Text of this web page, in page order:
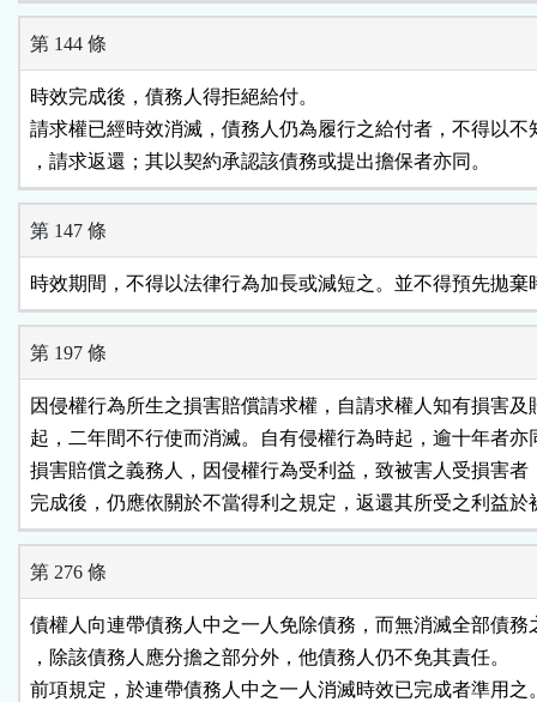
第 144 條
時效完成後，債務人得拒絕給付。
請求權已經時效消滅，債務人仍為履行之給付者，不得以不
，請求返還；其以契約承認該債務或提出擔保者亦同。
第 147 條
時效期間，不得以法律行為加長或減短之。並不得預先拋棄
第 197 條
因侵權行為所生之損害賠償請求權，自請求權人知有損害及
起，二年間不行使而消滅。自有侵權行為時起，逾十年者亦
損害賠償之義務人，因侵權行為受利益，致被害人受損害者
完成後，仍應依關於不當得利之規定，返還其所受之利益於
第 276 條
債權人向連帶債務人中之一人免除債務，而無消滅全部債務
，除該債務人應分擔之部分外，他債務人仍不免其責任。
前項規定，於連帶債務人中之一人消滅時效已完成者準用之